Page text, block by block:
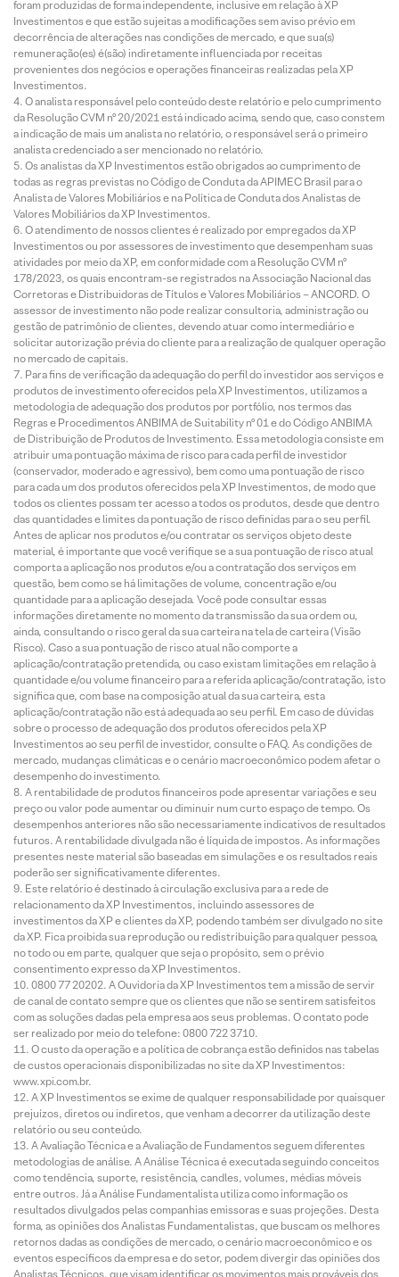
foram produzidas de forma independente, inclusive em relação à XP
Investimentos e que estão sujeitas a modificações sem aviso prévio em
decorrência de alterações nas condições de mercado, e que sua(s)
remuneração(es) é(são) indiretamente influenciada por receitas
provenientes dos negócios e operações financeiras realizadas pela XP
Investimentos.
O analista responsável pelo conteúdo deste relatório e pelo cumprimento
da Resolução CVM nº 20/2021 está indicado acima, sendo que, caso constem
a indicação de mais um analista no relatório, o responsável será o primeiro
analista credenciado a ser mencionado no relatório.
Os analistas da XP Investimentos estão obrigados ao cumprimento de
todas as regras previstas no Código de Conduta da APIMEC Brasil para o
Analista de Valores Mobiliários e na Política de Conduta dos Analistas de
Valores Mobiliários da XP Investimentos.
O atendimento de nossos clientes é realizado por empregados da XP
Investimentos ou por assessores de investimento que desempenham suas
atividades por meio da XP, em conformidade com a Resolução CVM nº
178/2023, os quais encontram-se registrados na Associação Nacional das
Corretoras e Distribuidoras de Títulos e Valores Mobiliários – ANCORD. O
assessor de investimento não pode realizar consultoria, administração ou
gestão de patrimônio de clientes, devendo atuar como intermediário e
solicitar autorização prévia do cliente para a realização de qualquer operação
no mercado de capitais.
Para fins de verificação da adequação do perfil do investidor aos serviços e
produtos de investimento oferecidos pela XP Investimentos, utilizamos a
metodologia de adequação dos produtos por portfólio, nos termos das
Regras e Procedimentos ANBIMA de Suitability nº 01 e do Código ANBIMA
de Distribuição de Produtos de Investimento. Essa metodologia consiste em
atribuir uma pontuação máxima de risco para cada perfil de investidor
(conservador, moderado e agressivo), bem como uma pontuação de risco
para cada um dos produtos oferecidos pela XP Investimentos, de modo que
todos os clientes possam ter acesso a todos os produtos, desde que dentro
das quantidades e limites da pontuação de risco definidas para o seu perfil.
Antes de aplicar nos produtos e/ou contratar os serviços objeto deste
material, é importante que você verifique se a sua pontuação de risco atual
comporta a aplicação nos produtos e/ou a contratação dos serviços em
questão, bem como se há limitações de volume, concentração e/ou
quantidade para a aplicação desejada. Você pode consultar essas
informações diretamente no momento da transmissão da sua ordem ou,
ainda, consultando o risco geral da sua carteira na tela de carteira (Visão
Risco). Caso a sua pontuação de risco atual não comporte a
aplicação/contratação pretendida, ou caso existam limitações em relação à
quantidade e/ou volume financeiro para a referida aplicação/contratação, isto
significa que, com base na composição atual da sua carteira, esta
aplicação/contratação não está adequada ao seu perfil. Em caso de dúvidas
sobre o processo de adequação dos produtos oferecidos pela XP
Investimentos ao seu perfil de investidor, consulte o FAQ. As condições de
mercado, mudanças climáticas e o cenário macroeconômico podem afetar o
desempenho do investimento.
A rentabilidade de produtos financeiros pode apresentar variações e seu
preço ou valor pode aumentar ou diminuir num curto espaço de tempo. Os
desempenhos anteriores não são necessariamente indicativos de resultados
futuros. A rentabilidade divulgada não é líquida de impostos. As informações
presentes neste material são baseadas em simulações e os resultados reais
poderão ser significativamente diferentes.
Este relatório é destinado à circulação exclusiva para a rede de
relacionamento da XP Investimentos, incluindo assessores de
investimentos da XP e clientes da XP, podendo também ser divulgado no site
da XP. Fica proibida sua reprodução ou redistribuição para qualquer pessoa,
no todo ou em parte, qualquer que seja o propósito, sem o prévio
consentimento expresso da XP Investimentos.
0800 77 20202. A Ouvidoria da XP Investimentos tem a missão de servir
de canal de contato sempre que os clientes que não se sentirem satisfeitos
com as soluções dadas pela empresa aos seus problemas. O contato pode
ser realizado por meio do telefone: 0800 722 3710.
O custo da operação e a política de cobrança estão definidos nas tabelas
de custos operacionais disponibilizadas no site da XP Investimentos:
www.xpi.com.br.
A XP Investimentos se exime de qualquer responsabilidade por quaisquer
prejuízos, diretos ou indiretos, que venham a decorrer da utilização deste
relatório ou seu conteúdo.
A Avaliação Técnica e a Avaliação de Fundamentos seguem diferentes
metodologias de análise. A Análise Técnica é executada seguindo conceitos
como tendência, suporte, resistência, candles, volumes, médias móveis
entre outros. Já a Análise Fundamentalista utiliza como informação os
resultados divulgados pelas companhias emissoras e suas projeções. Desta
forma, as opiniões dos Analistas Fundamentalistas, que buscam os melhores
retornos dadas as condições de mercado, o cenário macroeconômico e os
eventos específicos da empresa e do setor, podem divergir das opiniões dos
Analistas Técnicos, que visam identificar os movimentos mais prováveis dos